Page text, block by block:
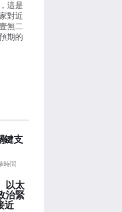
這是
對近
無二
期的
鍵支
時間
以太
治緊
近